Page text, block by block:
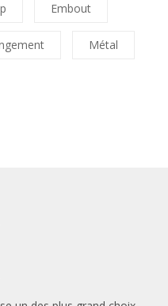
Embout
Métal